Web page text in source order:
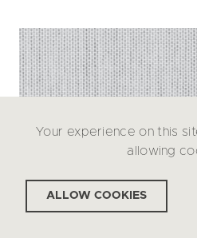
Your experience on this
allowing
ALLOW COOKIES